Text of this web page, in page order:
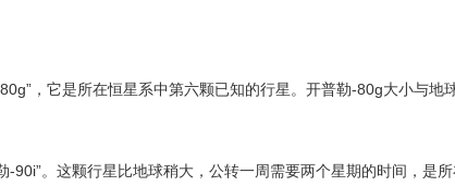
，它是所在恒星系中第六颗已知的行星。开普勒-80g大小与地
。这颗行星比地球稍大，公转一周需要两个星期的时间，是